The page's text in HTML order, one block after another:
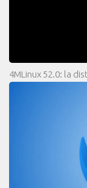
4MLinux 52.0: la